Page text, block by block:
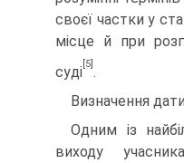
своєї частки у
місце й при
суді
[5]
.
Визначення
Одним із
виходу